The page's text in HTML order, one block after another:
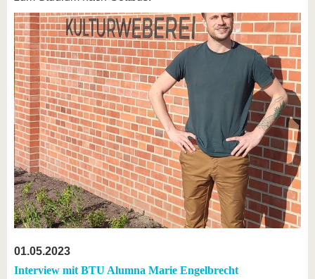
01.05.2023
Interview mit BTU Alumna Marie Engelbrecht